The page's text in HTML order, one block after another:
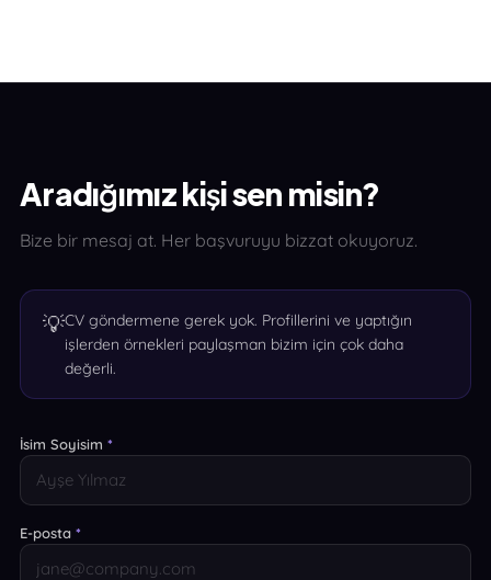
Aradığımız kişi sen misin?
Bize bir mesaj at. Her başvuruyu bizzat okuyoruz.
💡CV göndermene gerek yok. Profillerini ve yaptığın
işlerden örnekleri paylaşman bizim için çok daha
değerli.
İsim Soyisim *
E-posta *